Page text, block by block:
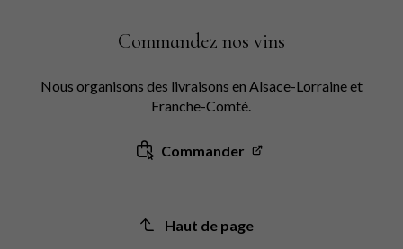
Commandez nos vins
Nous organisons des livraisons en Alsace-Lorraine et
Franche-Comté.
Commander
Haut de page